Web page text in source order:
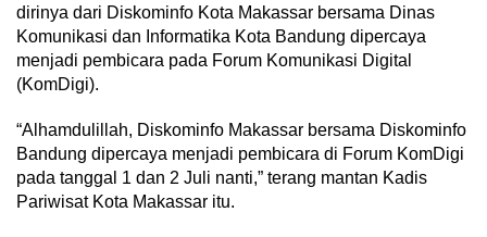
dirinya dari Diskominfo Kota Makassar bersama Dinas
Komunikasi dan Informatika Kota Bandung dipercaya
menjadi pembicara pada Forum Komunikasi Digital
(KomDigi).
“Alhamdulillah, Diskominfo Makassar bersama Diskominfo
Bandung dipercaya menjadi pembicara di Forum KomDigi
pada tanggal 1 dan 2 Juli nanti,” terang mantan Kadis
Pariwisat Kota Makassar itu.